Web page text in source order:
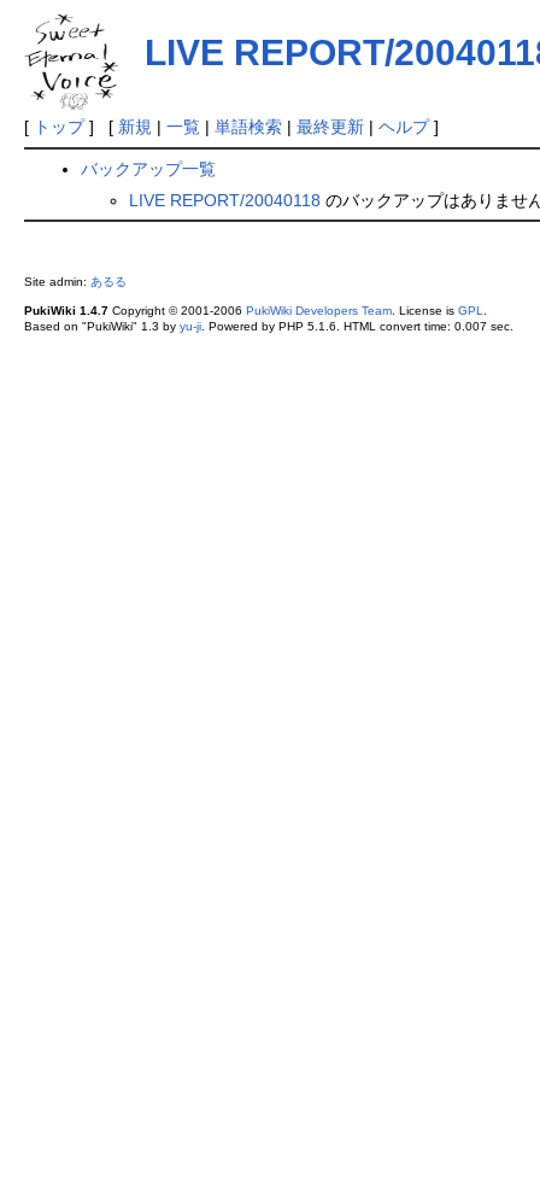
LIVE REPORT/
[ トップ] [ 新規 | 一覧| 単語検索| 最終更新| ヘルプ]
バックアップ一覧
LIVE REPORT/20040118 のバックアップはありませ
Site admin: あるる
PukiWiki 1.4.7Copyright © 2001-2006 PukiWiki Developers Team. License is GPL
Based on "PukiWiki" 1.3 by yu-ji. Powered by PHP 5.1.6. HTML convert time: 0.007 sec.